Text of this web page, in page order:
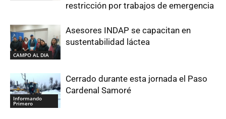
restricción por trabajos de emergencia
CAMPO AL DIA
Asesores INDAP se capacitan en
sustentabilidad láctea
Informando
Primero
Cerrado durante esta jornada el Paso
Cardenal Samoré